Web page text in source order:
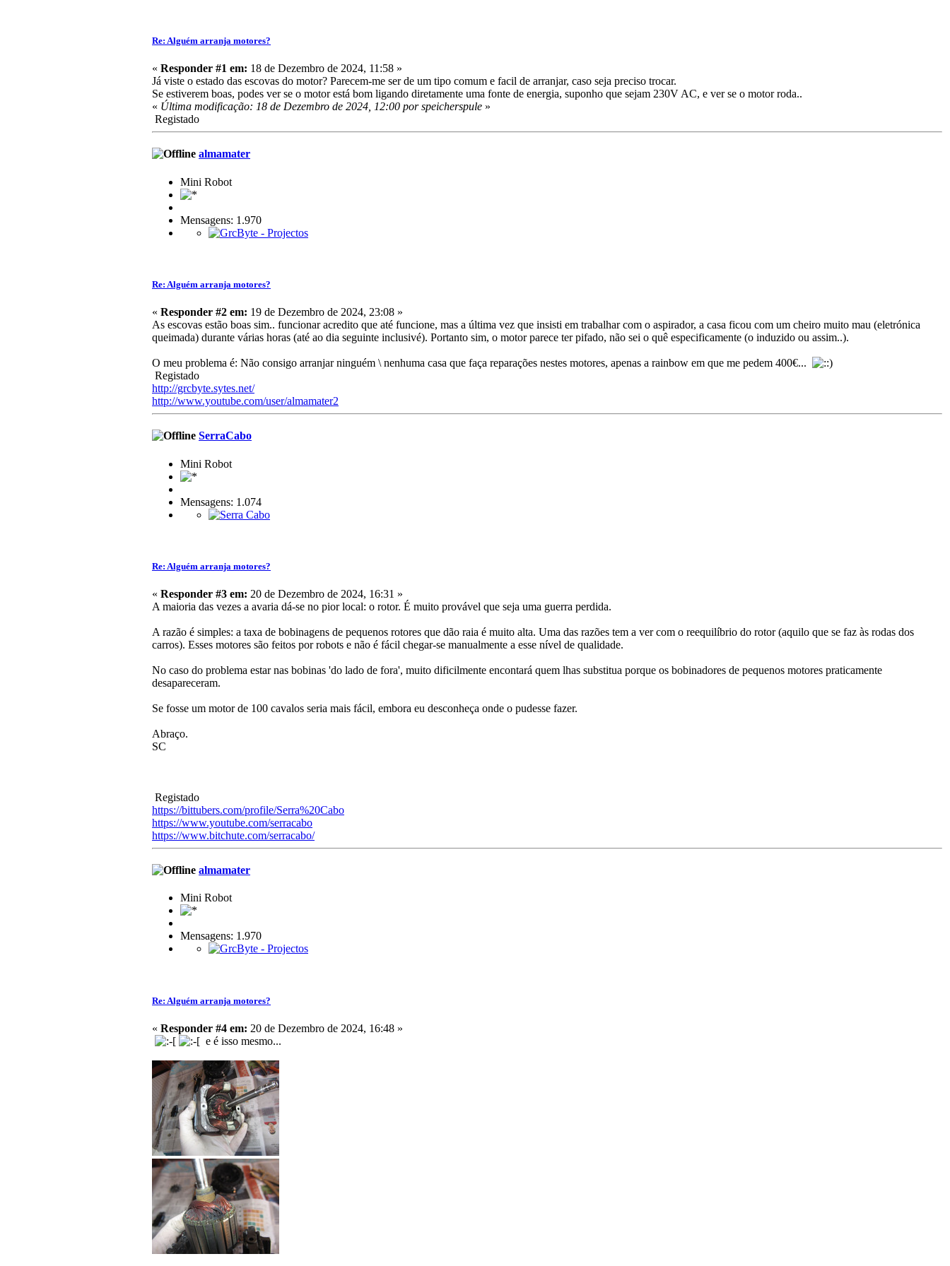
Re: Alguém arranja motores?
« Responder #1 em: 18 de Dezembro de 2024, 11:58 »
Já viste o estado das escovas do motor? Parecem-me ser de um tipo comum e facil de arranjar, caso seja preciso trocar.
Se estiverem boas, podes ver se o motor está bom ligando diretamente uma fonte de energia, suponho que sejam 230V AC, e ver se o motor roda..
« Última modificação: 18 de Dezembro de 2024, 12:00 por speicherspule »
Registado
almamater
Mini Robot
Mensagens: 1.970
Re: Alguém arranja motores?
« Responder #2 em: 19 de Dezembro de 2024, 23:08 »
As escovas estão boas sim.. funcionar acredito que até funcione, mas a última vez que insisti em trabalhar com o aspirador, a casa ficou com um cheiro muito mau (eletrónica
queimada) durante várias horas (até ao dia seguinte inclusivé). Portanto sim, o motor parece ter pifado, não sei o quê especificamente (o induzido ou assim..).
O meu problema é: Não consigo arranjar ninguém \ nenhuma casa que faça reparações nestes motores, apenas a rainbow em que me pedem 400€...
Registado
http://grcbyte.sytes.net/
http://www.youtube.com/user/almamater2
SerraCabo
Mini Robot
Mensagens: 1.074
Re: Alguém arranja motores?
« Responder #3 em: 20 de Dezembro de 2024, 16:31 »
A maioria das vezes a avaria dá-se no pior local: o rotor. É muito provável que seja uma guerra perdida.
A razão é simples: a taxa de bobinagens de pequenos rotores que dão raia é muito alta. Uma das razões tem a ver com o reequilíbrio do rotor (aquilo que se faz às rodas dos
carros). Esses motores são feitos por robots e não é fácil chegar-se manualmente a esse nível de qualidade.
No caso do problema estar nas bobinas 'do lado de fora', muito dificilmente encontará quem lhas substitua porque os bobinadores de pequenos motores praticamente
desapareceram.
Se fosse um motor de 100 cavalos seria mais fácil, embora eu desconheça onde o pudesse fazer.
Abraço.
SC
Registado
https://bittubers.com/profile/Serra%20Cabo
https://www.youtube.com/serracabo
https://www.bitchute.com/serracabo/
almamater
Mini Robot
Mensagens: 1.970
Re: Alguém arranja motores?
« Responder #4 em: 20 de Dezembro de 2024, 16:48 »
e é isso mesmo...